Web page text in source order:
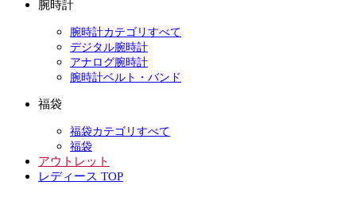
腕時計
腕時計カテゴリすべて
デジタル腕時計
アナログ腕時計
腕時計ベルト・バンド
福袋
福袋カテゴリすべて
福袋
アウトレット
レディース TOP